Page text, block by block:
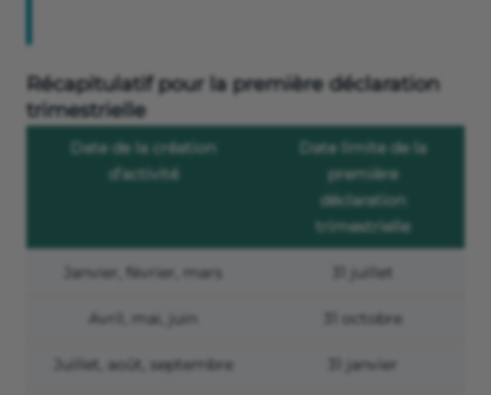
Récapitulatif pour la première déclaration
trimestrielle
Date de la création
d’activité
Date limite de la
première
déclaration
trimestrielle
Janvier, février, mars 31 juillet
Avril, mai, juin 31 octobre
Juillet, août, septembre 31 janvier